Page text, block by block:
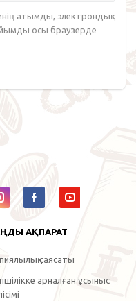
атымды, электрондық
осы браузерде
АҚПАРАТ
саясаты
арналған ұсыныс